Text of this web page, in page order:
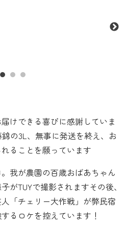
けできる喜びに感謝していま
の3L、無事に発送を終え、お
ることを願っています
我が農園の百歳おばあちゃん
がTUYで撮影されますその後、
「チェリー大作戦」が弊民宿
るロケを控えています！